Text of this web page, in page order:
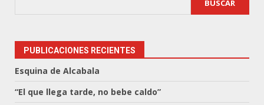
BUSCAR
PUBLICACIONES RECIENTES
Esquina de Alcabala
“El que llega tarde, no bebe caldo”